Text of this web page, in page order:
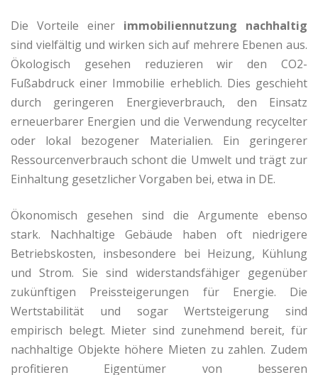
Die Vorteile einer immobiliennutzung nachhaltig
sind vielfältig und wirken sich auf mehrere Ebenen aus.
Ökologisch gesehen reduzieren wir den CO2-
Fußabdruck einer Immobilie erheblich. Dies geschieht
durch geringeren Energieverbrauch, den Einsatz
erneuerbarer Energien und die Verwendung recycelter
oder lokal bezogener Materialien. Ein geringerer
Ressourcenverbrauch schont die Umwelt und trägt zur
Einhaltung gesetzlicher Vorgaben bei, etwa in DE.
Ökonomisch gesehen sind die Argumente ebenso
stark. Nachhaltige Gebäude haben oft niedrigere
Betriebskosten, insbesondere bei Heizung, Kühlung
und Strom. Sie sind widerstandsfähiger gegenüber
zukünftigen Preissteigerungen für Energie. Die
Wertstabilität und sogar Wertsteigerung sind
empirisch belegt. Mieter sind zunehmend bereit, für
nachhaltige Objekte höhere Mieten zu zahlen. Zudem
profitieren Eigentümer von besseren